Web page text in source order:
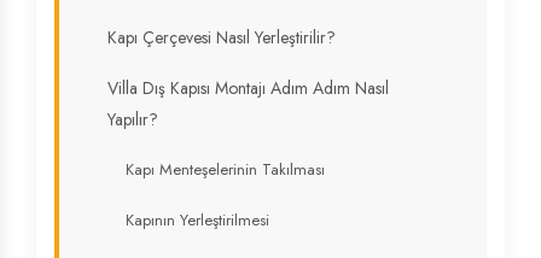
Kapı Çerçevesi Nasıl Yerleştirilir?
Villa Dış Kapısı Montajı Adım Adım Nasıl
Yapılır?
Kapı Menteşelerinin Takılması
Kapının Yerleştirilmesi